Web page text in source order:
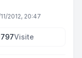
2012, 20:47
Visite